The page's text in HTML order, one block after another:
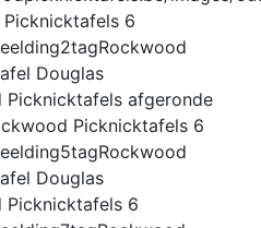
6
Rockwood
Douglas
Picknicktafels afgeronde
Picknicktafels 6
Rockwood
Douglas
Picknicktafels 6